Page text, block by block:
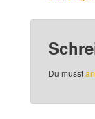
Du musst